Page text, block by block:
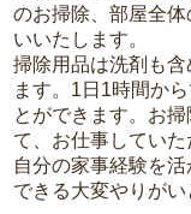
のお掃除、部屋全
いいたします。
掃除用品は洗剤も
ます。1日1時間か
とができます。お
て、お仕事していた
自分の家事経験を
できる大変やりがい